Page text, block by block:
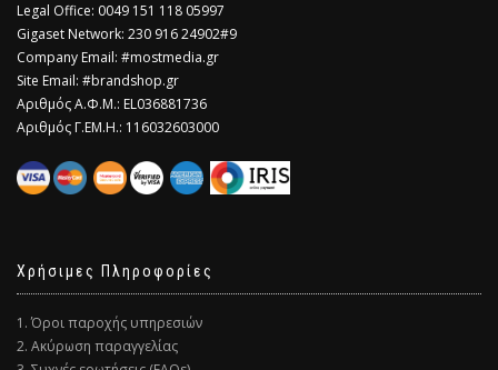
Legal Office: 0049 151 118 05997
Gigaset Network: 230 916 24902#9
Company Email: #mostmedia.gr
Site Email: #brandshop.gr
Αριθμός Α.Φ.Μ.: EL036881736
Αριθμός Γ.ΕΜ.Η.: 116032603000
Χρήσιμες Πληροφορίες
1. Όροι παροχής υπηρεσιών
2. Ακύρωση παραγγελίας